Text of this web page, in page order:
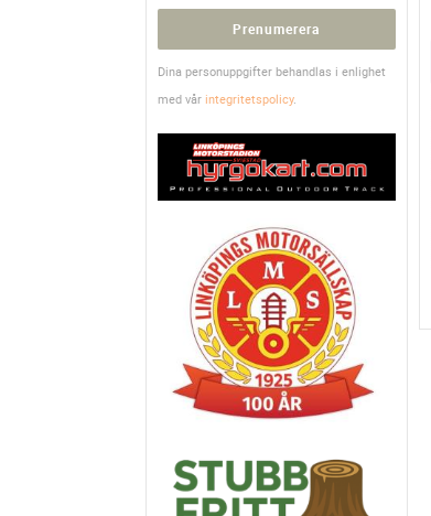
Prenumerera
Dina personuppgifter behandlas i enlighet
med vår integritetspolicy.